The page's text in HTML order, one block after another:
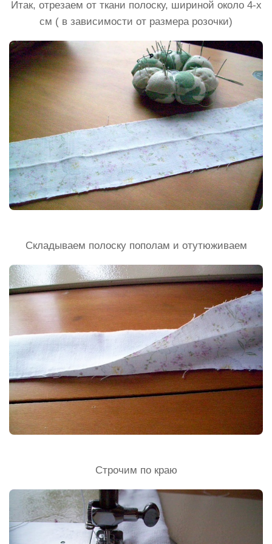
Итак, отрезаем от ткани полоску, шириной около 4-х
см ( в зависимости от размера розочки)
Складываем полоску пополам и отутюживаем
Строчим по краю